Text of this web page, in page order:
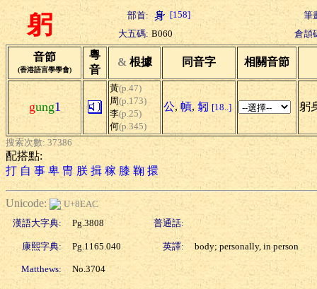
躬 部首: [158]
筆
大五碼: B060 倉頡
音節
(香港語言學學會)
粵
音
& 根據 同音字 相關音節
gung1
黃(p.47)
周(p.173)
李(p.25)
何(p.345)
公, 幊, 匑 [18..] 躬
搜索次數: 37386
配搭點:
打 自 事 卑 冑 朕 揖 稼 膝 鞠 擐
Unicode:
U+8EAC
漢語大字典:
Pg.3808 普通話:
康熙字典: Pg.1165.040 英譯: body; personally, in person
Matthews: No.3704